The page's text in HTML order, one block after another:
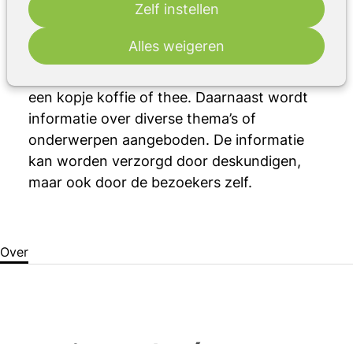
Zelf instellen
Alles weigeren
familieleden, vrienden en andere
belangstellenden. De bezoekers van het
café kunnen elkaar ontmoeten in een open
een kopje koffie of thee. Daarnaast wordt
informatie over diverse thema’s of
onderwerpen aangeboden. De informatie
kan worden verzorgd door deskundigen,
maar ook door de bezoekers zelf.
Over